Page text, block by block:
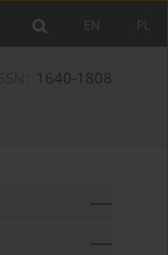
PL
EN
1640-1808